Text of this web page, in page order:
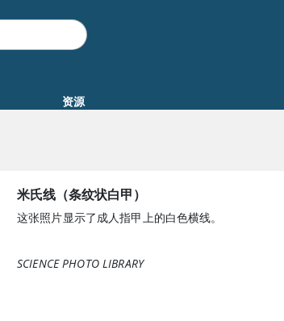
资源
米氏线（条纹状白甲）
这张照片显示了成人指甲上的白色横线。
SCIENCE PHOTO LIBRARY